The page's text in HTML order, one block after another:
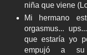
niña que viene
Mi hermano
orgasmus...
que estaría yo
empujó a su